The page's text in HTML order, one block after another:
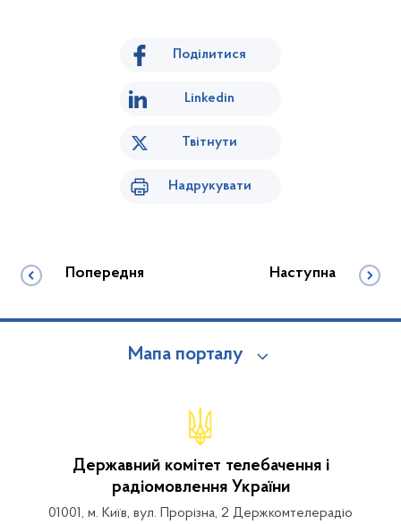
Поділитися
Linkedin
Твітнути
Надрукувати
Попередня Наступна
Мапа порталу
Державний комітет телебачення і
радіомовлення України
01001, м. Київ, вул. Прорізна, 2 Держкомтелерадіо